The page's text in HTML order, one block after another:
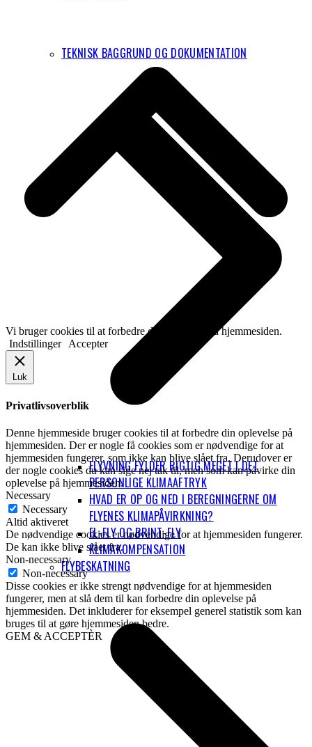
TEKNISK BAGGRUND OG DOKUMENTATION
FLYVNING FYLDER RIGTIG MEGET I DET
PERSONLIGE KLIMAAFTRYK
HVAD ER OP OG NED I BEREGNINGERNE OM
FLYENES KLIMAPÅVIRKNING?
EL-FLY OG BRINT-FLY
KLIMAKOMPENSATION
FLYBESKATNING
Vi bruger cookies til at forbedre din oplevelse på hjemmesiden.
Indstillinger Accepter
Luk
Privatlivsoverblik
Denne hjemmeside bruger cookies til at forbedre din oplevelse på
hjemmesiden. Der er nogle få cookies som er nødvendige for at
hjemmesiden fungerer, som ikke kan blive slået fra. Derudover er
der nogle cookies du kan sige nej tak til, men som kan påvirke din
oplevelse på hjemmesiden.
Necessary
Necessary
Altid aktiveret
De nødvendige cookies er nødvendige for at hjemmesiden fungerer.
De kan ikke blive slået fra.
Non-necessary
Non-necessary
Disse cookies er ikke strengt nødvendige for at hjemmesiden
fungerer, men at slå dem til kan forbedre din oplevelse på
hjemmesiden. Det inkluderer for eksempel generel statistik som kan
bruges til at gøre hjemmesiden bedre.
GEM & ACCEPTÈR